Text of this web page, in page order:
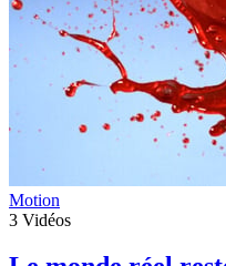
Motion
3 Vidéos